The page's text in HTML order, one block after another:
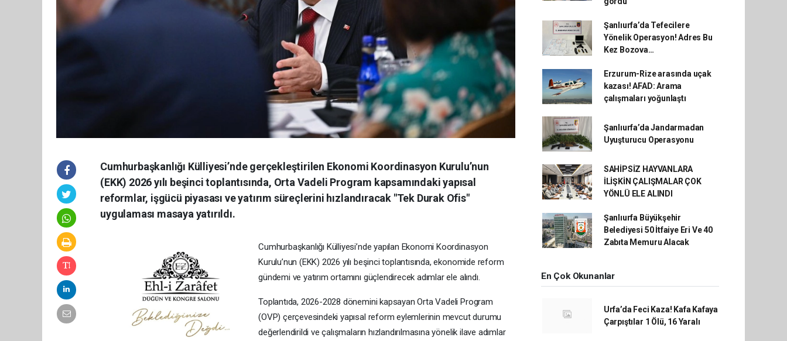
Cumhurbaşkanlığı Külliyesi’nde gerçekleştirilen Ekonomi Koordinasyon Kurulu’nun
(EKK) 2026 yılı beşinci toplantısında, Orta Vadeli Program kapsamındaki yapısal
reformlar, işgücü piyasası ve yatırım süreçlerini hızlandıracak "Tek Durak Ofis"
uygulaması masaya yatırıldı.
Cumhurbaşkanlığı Külliyesi’nde yapılan Ekonomi Koordinasyon
Kurulu’nun (EKK) 2026 yılı beşinci toplantısında, ekonomide reform
gündemi ve yatırım ortamını güçlendirecek adımlar ele alındı.
Toplantıda, 2026-2028 dönemini kapsayan Orta Vadeli Program
(OVP) çerçevesindeki yapısal reform eylemlerinin mevcut durumu
değerlendirildi ve çalışmaların hızlandırılmasına yönelik ilave adımlar
Şanlıurfa’da Tefecilere
Yönelik Operasyon! Adres Bu
Kez Bozova…
Erzurum-Rize arasında uçak
kazası! AFAD: Arama
çalışmaları yoğunlaştı
Şanlıurfa’da Jandarmadan
Uyuşturucu Operasyonu
SAHİPSİZ HAYVANLARA
İLİŞKİN ÇALIŞMALAR ÇOK
YÖNLÜ ELE ALINDI
Şanlıurfa Büyükşehir
Belediyesi 50 İtfaiye Eri Ve 40
Zabıta Memuru Alacak
En Çok Okunanlar
Urfa’da Feci Kaza! Kafa Kafaya
Çarpıştılar 1 Ölü, 16 Yaralı